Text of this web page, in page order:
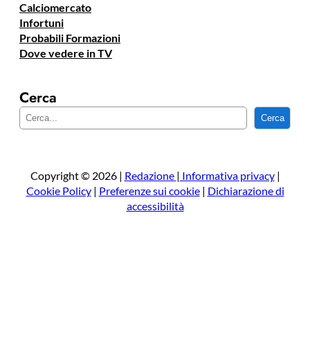
Calciomercato
Infortuni
Probabili Formazioni
Dove vedere in TV
Cerca
e
a
Cerca
Copyright © 2026 | Redazione | Informativa privacy|
Cookie Policy| Preferenze sui cookie| Dichiarazione di
accessibilità